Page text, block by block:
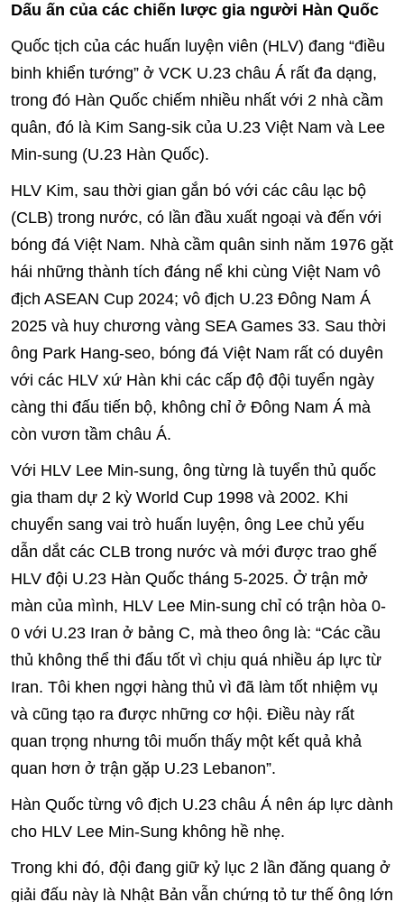
Dấu ấn của các chiến lược gia người Hàn Quốc
Quốc tịch của các huấn luyện viên (HLV) đang “điều
binh khiển tướng” ở VCK U.23 châu Á rất đa dạng,
trong đó Hàn Quốc chiếm nhiều nhất với 2 nhà cầm
quân, đó là Kim Sang-sik của U.23 Việt Nam và Lee
Min-sung (U.23 Hàn Quốc).
HLV Kim, sau thời gian gắn bó với các câu lạc bộ
(CLB) trong nước, có lần đầu xuất ngoại và đến với
bóng đá Việt Nam. Nhà cầm quân sinh năm 1976 gặt
hái những thành tích đáng nể khi cùng Việt Nam vô
địch ASEAN Cup 2024; vô địch U.23 Đông Nam Á
2025 và huy chương vàng SEA Games 33. Sau thời
ông Park Hang-seo, bóng đá Việt Nam rất có duyên
với các HLV xứ Hàn khi các cấp độ đội tuyển ngày
càng thi đấu tiến bộ, không chỉ ở Đông Nam Á mà
còn vươn tầm châu Á.
Với HLV Lee Min-sung, ông từng là tuyển thủ quốc
gia tham dự 2 kỳ World Cup 1998 và 2002. Khi
chuyển sang vai trò huấn luyện, ông Lee chủ yếu
dẫn dắt các CLB trong nước và mới được trao ghế
HLV đội U.23 Hàn Quốc tháng 5-2025. Ở trận mở
màn của mình, HLV Lee Min-sung chỉ có trận hòa 0-
0 với U.23 Iran ở bảng C, mà theo ông là: “Các cầu
thủ không thể thi đấu tốt vì chịu quá nhiều áp lực từ
Iran. Tôi khen ngợi hàng thủ vì đã làm tốt nhiệm vụ
và cũng tạo ra được những cơ hội. Điều này rất
quan trọng nhưng tôi muốn thấy một kết quả khả
quan hơn ở trận gặp U.23 Lebanon”.
Hàn Quốc từng vô địch U.23 châu Á nên áp lực dành
cho HLV Lee Min-Sung không hề nhẹ.
Trong khi đó, đội đang giữ kỷ lục 2 lần đăng quang ở
giải đấu này là Nhật Bản vẫn chứng tỏ tư thế ông lớn